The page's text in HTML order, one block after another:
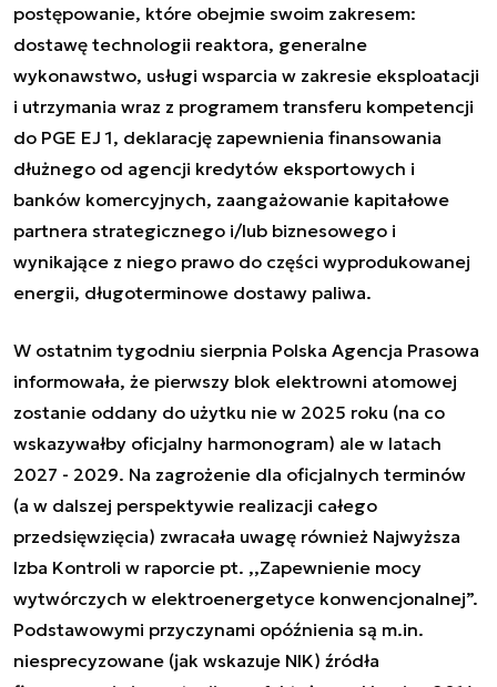
postępowanie, które obejmie swoim zakresem:
dostawę technologii reaktora, generalne
wykonawstwo, usługi wsparcia w zakresie eksploatacji
i utrzymania wraz z programem transferu kompetencji
do PGE EJ 1, deklarację zapewnienia finansowania
dłużnego od agencji kredytów eksportowych i
banków komercyjnych, zaangażowanie kapitałowe
partnera strategicznego i/lub biznesowego i
wynikające z niego prawo do części wyprodukowanej
energii, długoterminowe dostawy paliwa.
W ostatnim tygodniu sierpnia Polska Agencja Prasowa
informowała, że pierwszy blok elektrowni atomowej
zostanie oddany do użytku nie w 2025 roku (na co
wskazywałby oficjalny harmonogram) ale w latach
2027 - 2029. Na zagrożenie dla oficjalnych terminów
(a w dalszej perspektywie realizacji całego
przedsięwzięcia) zwracała uwagę również Najwyższa
Izba Kontroli w raporcie pt. ,,Zapewnienie mocy
wytwórczych w elektroenergetyce konwencjonalnej”.
Podstawowymi przyczynami opóźnienia są m.in.
niesprecyzowane (jak wskazuje NIK) źródła